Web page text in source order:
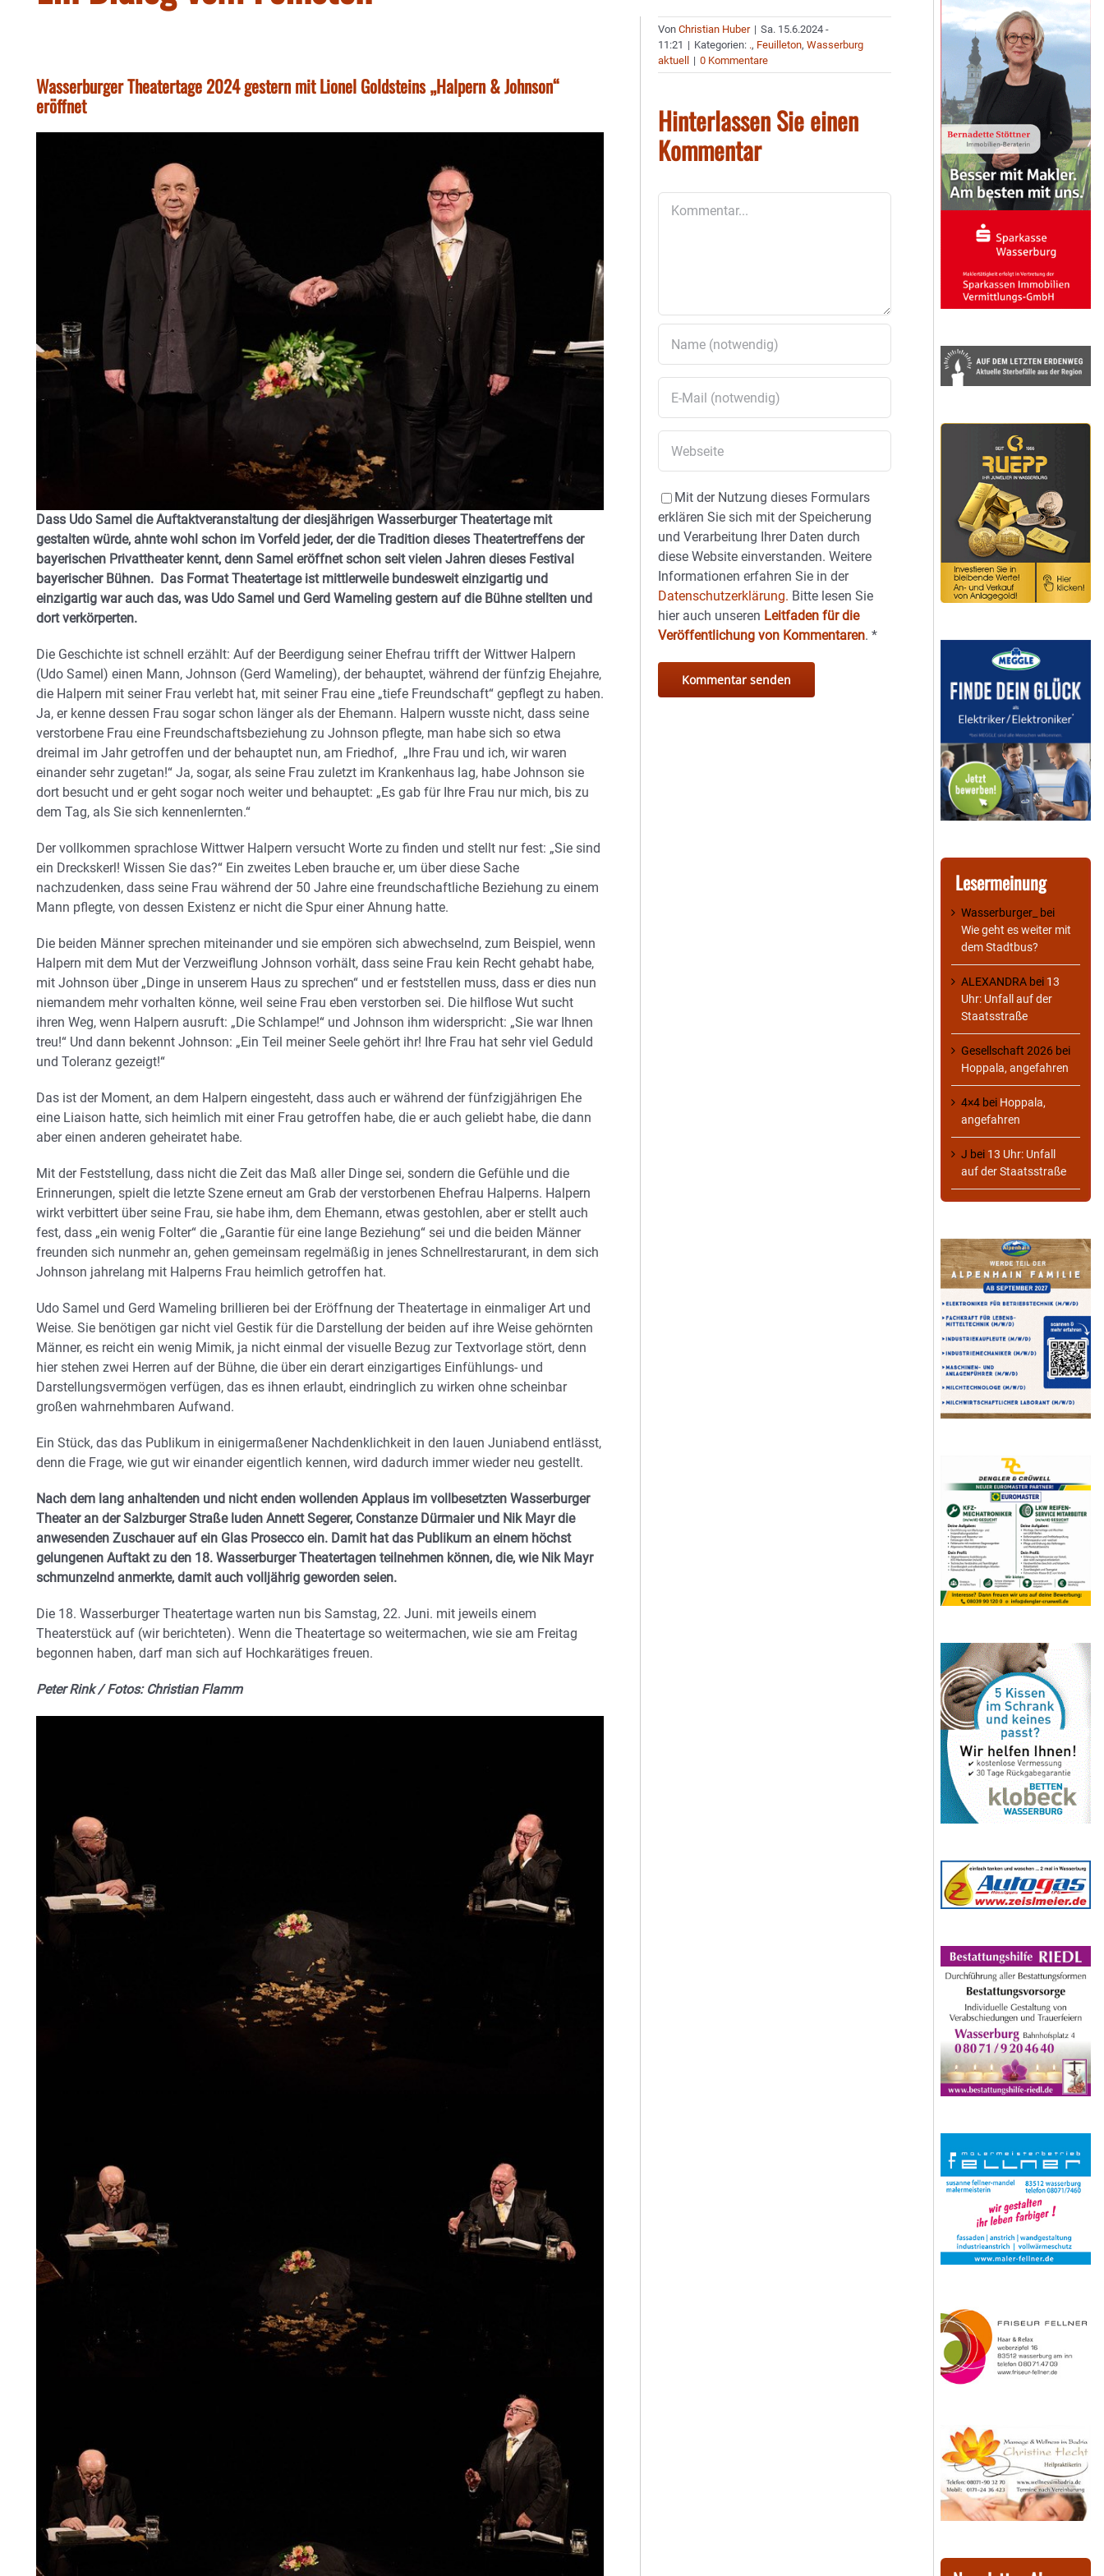
Wasserburger Theatertage 2024 gestern mit Lionel Goldsteins „Halpern & Johnson“
eröffnet
Dass Udo Samel die Auftaktveranstaltung der diesjährigen Wasserburger Theatertage mit
gestalten würde, ahnte wohl schon im Vorfeld jeder, der die Tradition dieses Theatertreffens der
bayerischen Privattheater kennt, denn Samel eröffnet schon seit vielen Jahren dieses Festival
bayerischer Bühnen. Das Format Theatertage ist mittlerweile bundesweit einzigartig und
einzigartig war auch das, was Udo Samel und Gerd Wameling gestern auf die Bühne stellten und
dort verkörperten.
Die Geschichte ist schnell erzählt: Auf der Beerdigung seiner Ehefrau trifft der Wittwer Halpern
(Udo Samel) einen Mann, Johnson (Gerd Wameling), der behauptet, während der fünfzig Ehejahre,
die Halpern mit seiner Frau verlebt hat, mit seiner Frau eine „tiefe Freundschaft“ gepflegt zu haben.
Ja, er kenne dessen Frau sogar schon länger als der Ehemann. Halpern wusste nicht, dass seine
verstorbene Frau eine Freundschaftsbeziehung zu Johnson pflegte, man habe sich so etwa
dreimal im Jahr getroffen und der behauptet nun, am Friedhof, „Ihre Frau und ich, wir waren
einander sehr zugetan!“ Ja, sogar, als seine Frau zuletzt im Krankenhaus lag, habe Johnson sie
dort besucht und er geht sogar noch weiter und behauptet: „Es gab für Ihre Frau nur mich, bis zu
dem Tag, als Sie sich kennenlernten.“
Der vollkommen sprachlose Wittwer Halpern versucht Worte zu finden und stellt nur fest: „Sie sind
ein Dreckskerl! Wissen Sie das?“ Ein zweites Leben brauche er, um über diese Sache
nachzudenken, dass seine Frau während der 50 Jahre eine freundschaftliche Beziehung zu einem
Mann pflegte, von dessen Existenz er nicht die Spur einer Ahnung hatte.
Die beiden Männer sprechen miteinander und sie empören sich abwechselnd, zum Beispiel, wenn
Halpern mit dem Mut der Verzweiflung Johnson vorhält, dass seine Frau kein Recht gehabt habe,
mit Johnson über „Dinge in unserem Haus zu sprechen“ und er feststellen muss, dass er dies nun
niemandem mehr vorhalten könne, weil seine Frau eben verstorben sei. Die hilflose Wut sucht
ihren Weg, wenn Halpern ausruft: „Die Schlampe!“ und Johnson ihm widerspricht: „Sie war Ihnen
treu!“ Und dann bekennt Johnson: „Ein Teil meiner Seele gehört ihr! Ihre Frau hat sehr viel Geduld
und Toleranz gezeigt!“
Das ist der Moment, an dem Halpern eingesteht, dass auch er während der fünfzigjährigen Ehe
eine Liaison hatte, sich heimlich mit einer Frau getroffen habe, die er auch geliebt habe, die dann
aber einen anderen geheiratet habe.
Mit der Feststellung, dass nicht die Zeit das Maß aller Dinge sei, sondern die Gefühle und die
Erinnerungen, spielt die letzte Szene erneut am Grab der verstorbenen Ehefrau Halperns. Halpern
wirkt verbittert über seine Frau, sie habe ihm, dem Ehemann, etwas gestohlen, aber er stellt auch
fest, dass „ein wenig Folter“ die „Garantie für eine lange Beziehung“ sei und die beiden Männer
freunden sich nunmehr an, gehen gemeinsam regelmäßig in jenes Schnellrestarurant, in dem sich
Johnson jahrelang mit Halperns Frau heimlich getroffen hat.
Udo Samel und Gerd Wameling brillieren bei der Eröffnung der Theatertage in einmaliger Art und
Weise. Sie benötigen gar nicht viel Gestik für die Darstellung der beiden auf ihre Weise gehörnten
Männer, es reicht ein wenig Mimik, ja nicht einmal der visuelle Bezug zur Textvorlage stört, denn
hier stehen zwei Herren auf der Bühne, die über ein derart einzigartiges Einfühlungs- und
Darstellungsvermögen verfügen, das es ihnen erlaubt, eindringlich zu wirken ohne scheinbar
großen wahrnehmbaren Aufwand.
Ein Stück, das das Publikum in einigermaßener Nachdenklichkeit in den lauen Juniabend entlässt,
denn die Frage, wie gut wir einander eigentlich kennen, wird dadurch immer wieder neu gestellt.
Nach dem lang anhaltenden und nicht enden wollenden Applaus im vollbesetzten Wasserburger
Theater an der Salzburger Straße luden Annett Segerer, Constanze Dürmaier und Nik Mayr die
anwesenden Zuschauer auf ein Glas Prosecco ein. Damit hat das Publikum an einem höchst
gelungenen Auftakt zu den 18. Wasserburger Theatertagen teilnehmen können, die, wie Nik Mayr
schmunzelnd anmerkte, damit auch volljährig geworden seien.
Die 18. Wasserburger Theatertage warten nun bis Samstag, 22. Juni. mit jeweils einem
Theaterstück auf (wir berichteten). Wenn die Theatertage so weitermachen, wie sie am Freitag
begonnen haben, darf man sich auf Hochkarätiges freuen.
Peter Rink / Fotos: Christian Flamm
VonChristian Huber | Sa. 15.6.2024 -
11:21 | Kategorien: ., Feuilleton,Wasserburg
aktuell
| 0 Kommentare
Hinterlassen Sie einen
Kommentar
Mit der Nutzung dieses Formulars
erklären Sie sich mit der Speicherung
und Verarbeitung Ihrer Daten durch
diese Website einverstanden. Weitere
Informationen erfahren Sie in der
Datenschutzerklärung. Bitte lesen Sie
hier auch unseren Leitfaden für die
Veröffentlichung von Kommentaren.*
Lesermeinung
Wasserburger_
bei
Wie geht es weiter mit
dem Stadtbus?
ALEXANDRA bei 13
Uhr: Unfall auf der
Staatsstraße
Gesellschaft 2026 bei
Hoppala, angefahren
4×4 bei Hoppala,
angefahren
J bei 13 Uhr: Unfall
auf der Staatsstraße